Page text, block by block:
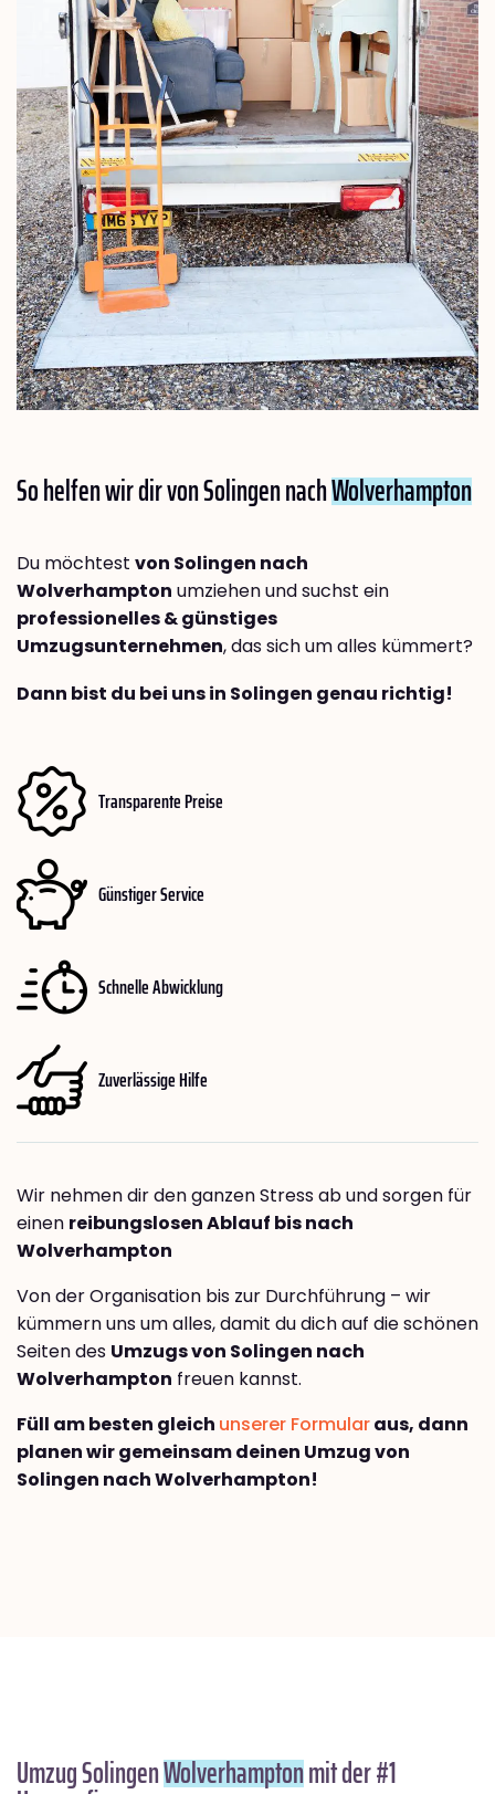
So helfen wir dir von Solingen nachWolverhampton
Du möchtest von Solingen nach
Wolverhampton umziehen und suchst ein
professionelles & günstiges
Umzugsunternehmen, das sich um alles kümmert?
Dann bist du bei uns in Solingen genau richtig!
Transparente Preise
Günstiger Service
Schnelle Abwicklung
Zuverlässige Hilfe
Wir nehmen dir den ganzen Stress ab und sorgen für
einen reibungslosen Ablauf bis nach
Wolverhampton
Von der Organisation bis zur Durchführung – wir
kümmern uns um alles, damit du dich auf die schönen
Seiten des Umzugs von Solingen nach
Wolverhampton freuen kannst.
Füll am besten gleich unserer Formularaus, dann
planen wir gemeinsam deinen Umzug von
Solingen nach Wolverhampton!
Umzug SolingenWolverhamptonmit der #1